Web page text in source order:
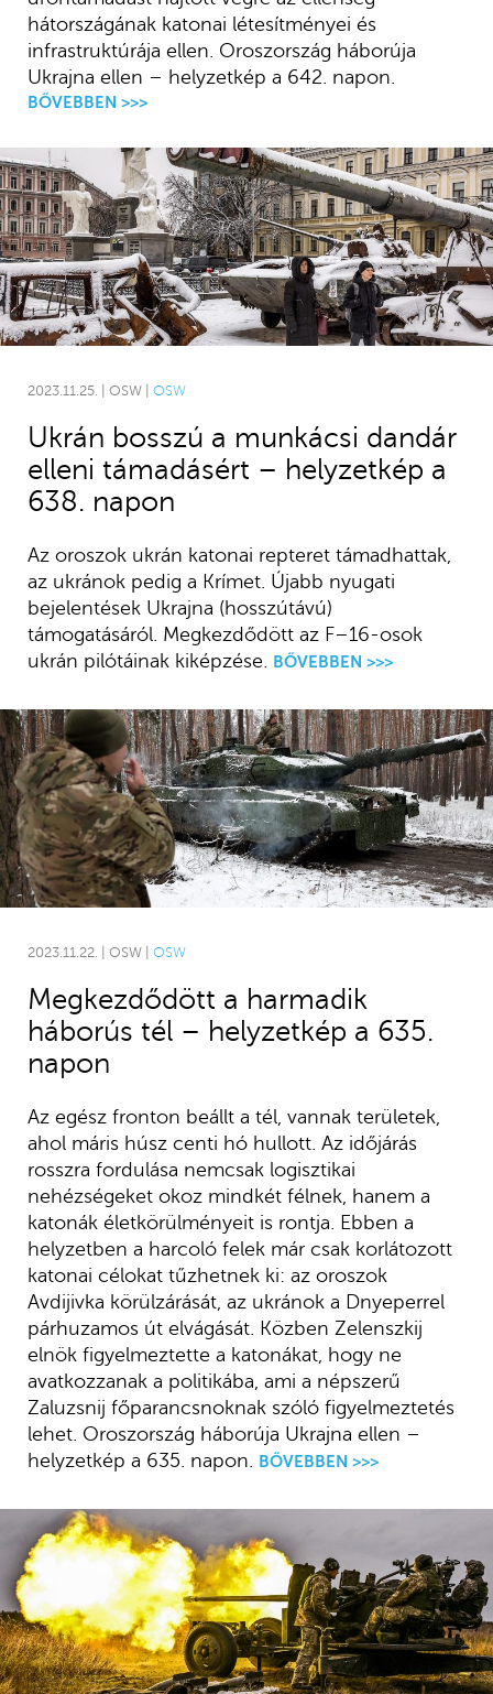
hátországának katonai létesítményei és
infrastruktúrája ellen. Oroszország háborúja
Ukrajna ellen – helyzetkép a 642. napon.
BŐVEBBEN >>>
2023.11.25. | OSW | OSW
Ukrán bosszú a munkácsi dandár
elleni támadásért – helyzetkép a
638. napon
Az oroszok ukrán katonai repteret támadhattak,
az ukránok pedig a Krímet. Újabb nyugati
bejelentések Ukrajna (hosszútávú)
támogatásáról. Megkezdődött az F–16-osok
ukrán pilótáinak kiképzése. BŐVEBBEN >>>
2023.11.22. | OSW | OSW
Megkezdődött a harmadik
háborús tél – helyzetkép a 635.
napon
Az egész fronton beállt a tél, vannak területek,
ahol máris húsz centi hó hullott. Az időjárás
rosszra fordulása nemcsak logisztikai
nehézségeket okoz mindkét félnek, hanem a
katonák életkörülményeit is rontja. Ebben a
helyzetben a harcoló felek már csak korlátozott
katonai célokat tűzhetnek ki: az oroszok
Avdijivka körülzárását, az ukránok a Dnyeperrel
párhuzamos út elvágását. Közben Zelenszkij
elnök figyelmeztette a katonákat, hogy ne
avatkozzanak a politikába, ami a népszerű
Zaluzsnij főparancsnoknak szóló figyelmeztetés
lehet. Oroszország háborúja Ukrajna ellen –
helyzetkép a 635. napon.
BŐVEBBEN >>>